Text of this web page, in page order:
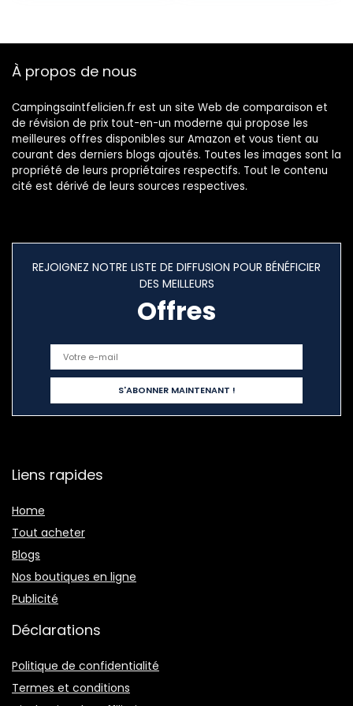
dos d’eau avec
À propos de nous
Campingsaintfelicien.fr est un site Web de comparaison et
de révision de prix tout-en-un moderne qui propose les
meilleures offres disponibles sur Amazon et vous tient au
courant des derniers blogs ajoutés. Toutes les images sont la
propriété de leurs propriétaires respectifs. Tout le contenu
cité est dérivé de leurs sources respectives.
REJOIGNEZ NOTRE LISTE DE DIFFUSION POUR BÉNÉFICIER
DES MEILLEURS
Offres
Liens rapides
Home
Tout acheter
Blogs
Nos boutiques en ligne
Publicité
Déclarations
Politique de confidentialité
Termes et conditions